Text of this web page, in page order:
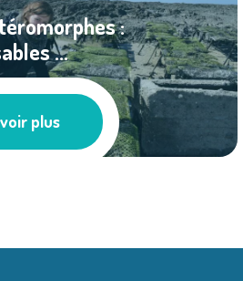
:
...
Les actus
plus